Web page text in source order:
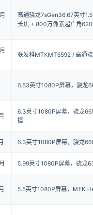
高通骁龙7sGen36.67英寸
长焦 + 800万像素超广角
联发科MTKMT6592 / 高通
6.53英寸1080P屏幕，骁龙
6.3英寸1080P屏幕，骁龙
摄
6.3英寸1080P屏幕，骁龙
5.99英寸1080P屏幕，骁龙
5.5英寸1080P屏幕，MTK